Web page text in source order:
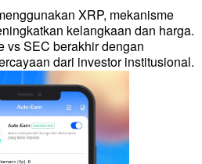
XRP, mekanisme
kelangkaan dan harga.
vs SEC berakhir dengan
dari investor institusional.